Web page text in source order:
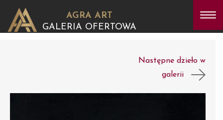
AGRA ART
GALERIA OFERTOWA
Następne dzieło w
galerii